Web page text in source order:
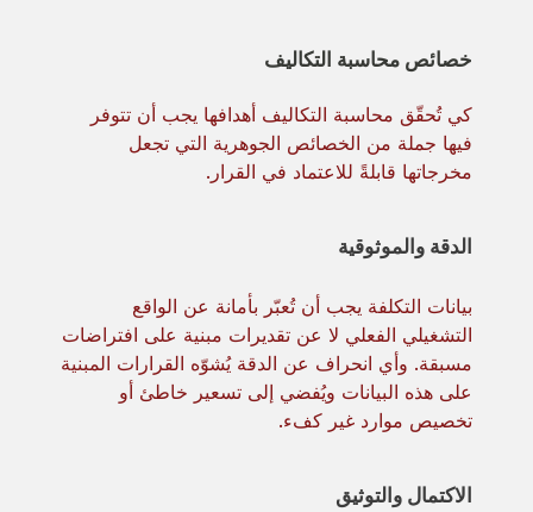
خصائص محاسبة التكاليف
كي تُحقّق محاسبة التكاليف أهدافها يجب أن تتوفر
فيها جملة من الخصائص الجوهرية التي تجعل
مخرجاتها قابلةً للاعتماد في القرار.
الدقة والموثوقية
بيانات التكلفة يجب أن تُعبّر بأمانة عن الواقع
التشغيلي الفعلي لا عن تقديرات مبنية على افتراضات
مسبقة. وأي انحراف عن الدقة يُشوّه القرارات المبنية
على هذه البيانات ويُفضي إلى تسعير خاطئ أو
تخصيص موارد غير كفء.
الاكتمال والتوثيق